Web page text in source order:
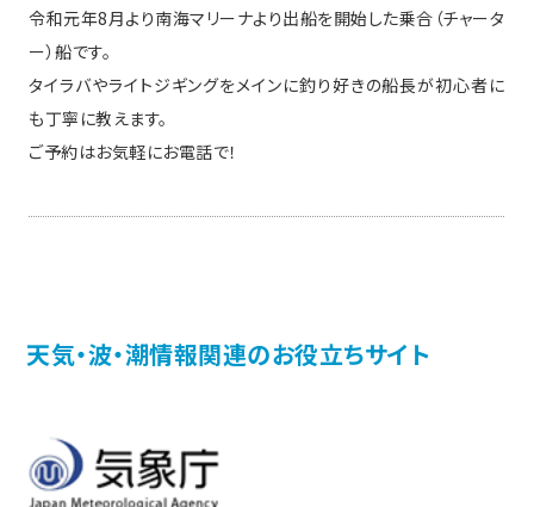
令和元年8月より南海マリーナより出船を開始した乗合（チャータ
ー）船です。
タイラバやライトジギングをメインに釣り好きの船長が初心者に
も丁寧に教えます。
ご予約はお気軽にお電話で！
天気・波・潮情報関連のお役立ちサイト